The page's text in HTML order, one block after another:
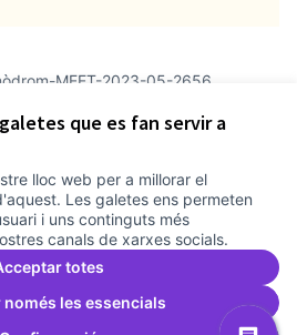
que es fan servir a
lloc web per a millorar el
Les galetes ens permeten
i uns continguts més
canals de xarxes socials.
totes
les essencials
MEET-2023-05-2656
Afegir al calendari
Choose language